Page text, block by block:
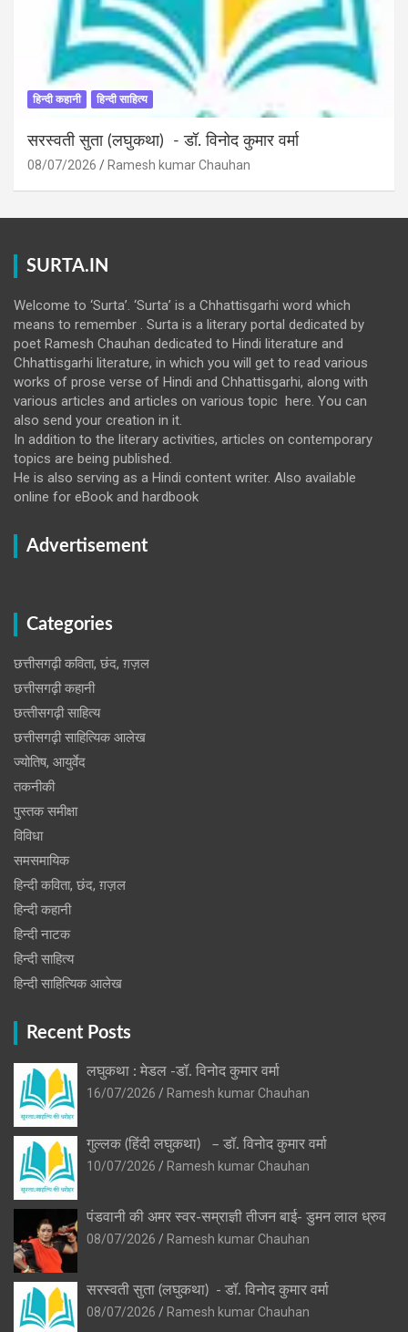
हिन्दी कहानी हिन्दी साहित्य
सरस्वती सुता (लघुकथा) ​- डॉ. विनोद कुमार वर्मा
08/07/2026 Ramesh kumar Chauhan
SURTA.IN
Welcome to ‘Surta’. ‘Surta’ is a Chhattisgarhi word which
means to remember . Surta is a literary portal dedicated by
poet Ramesh Chauhan dedicated to Hindi literature and
Chhattisgarhi literature, in which you will get to read various
works of prose verse of Hindi and Chhattisgarhi, along with
various articles and articles on various topic here. You can
also send your creation in it.
In addition to the literary activities, articles on contemporary
topics are being published.
He is also serving as a Hindi content writer. Also available
online for eBook and hardbook
Advertisement
Categories
छत्तीसगढ़ी कविता, छंद, ग़ज़ल
छत्तीसगढ़ी कहानी
छत्‍तीसगढ़ी साहित्‍य
छत्तीसगढ़ी साहित्यिक आलेख
ज्योतिष, आयुर्वेद
तकनीकी
पुस्‍तक समीक्षा
विविधा
समसमायिक
हिन्दी कविता, छंद, ग़ज़ल
हिन्दी कहानी
हिन्‍दी नाटक
हिन्दी साहित्य
हिन्दी साहित्यिक आलेख
Recent Posts
लघुकथा : मेडल -डॉ. विनोद कुमार वर्मा
16/07/2026
Ramesh kumar Chauhan
गुल्लक (हिंदी लघुकथा) – डॉ. विनोद कुमार वर्मा
10/07/2026
Ramesh kumar Chauhan
पंडवानी की अमर स्वर-सम्राज्ञी तीजन बाई- डुमन लाल ध्रुव
08/07/2026
Ramesh kumar Chauhan
सरस्वती सुता (लघुकथा) ​- डॉ. विनोद कुमार वर्मा
08/07/2026
Ramesh kumar Chauhan